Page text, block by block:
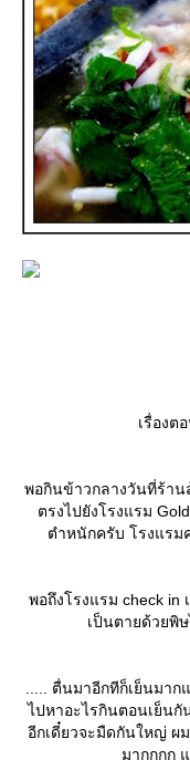
เรื่องต
พอกินข้าวกลางวันที่ร้าน
ตรงไปยังโรงแรม
ตำหนักครับ โรงแรม
พอถึงโรงแรม check in
เป็นตายด้วยพิ
..... ตื่นมาอีกทีก็เย็นมาก
ไปหาอะไรกินตอนเย็นกั
อีกเดี๋ยวจะมืดกันใหญ่ ผ
มากกกก